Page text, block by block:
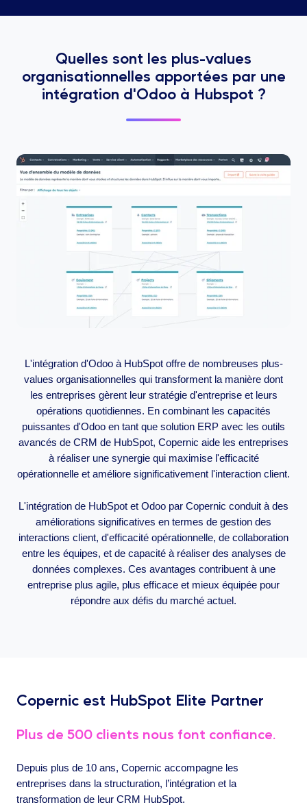
Quelles sont les plus-values
organisationnelles apportées par une
intégration d'Odoo à Hubspot ?
L'intégration d'Odoo à HubSpot offre de nombreuses plus-
values organisationnelles qui transforment la manière dont
les entreprises gèrent leur stratégie d'entreprise et leurs
opérations quotidiennes. En combinant les capacités
puissantes d'Odoo en tant que solution ERP avec les outils
avancés de CRM de HubSpot, Copernic aide les entreprises
à réaliser une synergie qui maximise l'efficacité
opérationnelle et améliore significativement l'interaction client.
L'intégration de HubSpot et Odoo par Copernic conduit à des
améliorations significatives en termes de gestion des
interactions client, d'efficacité opérationnelle, de collaboration
entre les équipes, et de capacité à réaliser des analyses de
données complexes. Ces avantages contribuent à une
entreprise plus agile, plus efficace et mieux équipée pour
répondre aux défis du marché actuel.
Copernic est HubSpot Elite Partner
Plus de 500 clients nous font confiance.
Depuis plus de 10 ans, Copernic accompagne les
entreprises dans la structuration, l’intégration et la
transformation de leur CRM HubSpot.